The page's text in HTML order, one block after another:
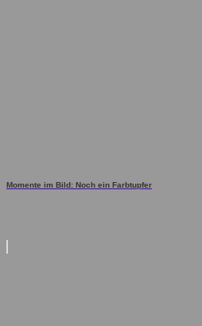
Momente im Bild: Noch ein Farbtupfer